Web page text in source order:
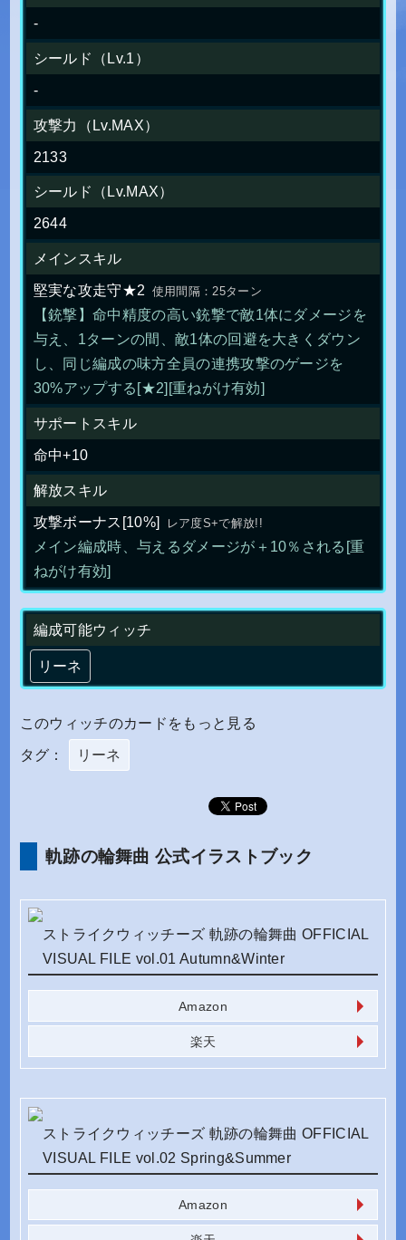
-
シールド（Lv.1）
-
攻撃力（Lv.MAX）
2133
シールド（Lv.MAX）
2644
メインスキル
堅実な攻走守★2 使用間隔：25ターン
【銃撃】命中精度の高い銃撃で敵1体にダメージを
与え、1ターンの間、敵1体の回避を大きくダウン
し、同じ編成の味方全員の連携攻撃のゲージを
30%アップする[★2][重ねがけ有効]
サポートスキル
命中+10
解放スキル
攻撃ボーナス[10%] レア度S+で解放!!
メイン編成時、与えるダメージが＋10％される[重
ねがけ有効]
編成可能ウィッチ
リーネ
このウィッチのカードをもっと見る
タグ： リーネ
軌跡の輪舞曲 公式イラストブック
ストライクウィッチーズ 軌跡の輪舞曲 OFFICIAL
VISUAL FILE vol.01 Autumn&Winter
Amazon
楽天
ストライクウィッチーズ 軌跡の輪舞曲 OFFICIAL
VISUAL FILE vol.02 Spring&Summer
Amazon